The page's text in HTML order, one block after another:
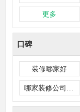
更多
口碑
装修哪家好
哪家装修公司口碑好